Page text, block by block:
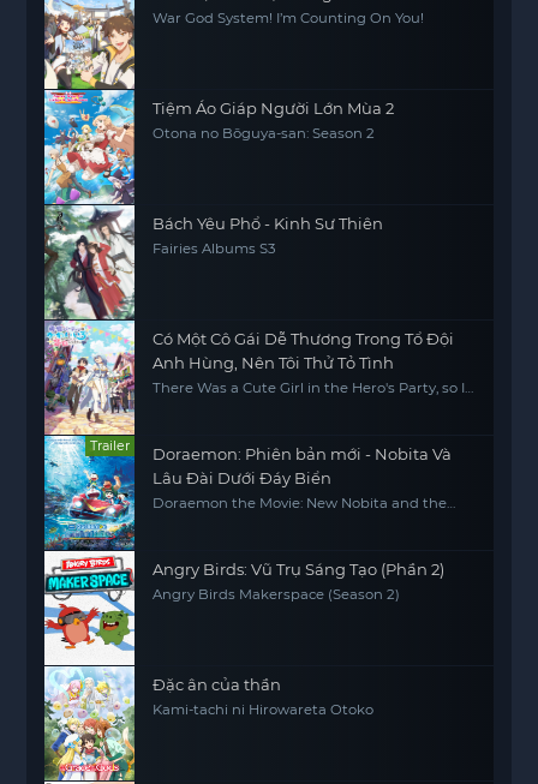
War God System! I’m Counting On You!
Tiệm Áo Giáp Người Lớn Mùa 2
Otona no Bōguya-san: Season 2
Bách Yêu Phổ - Kinh Sư Thiên
Fairies Albums S3
Có Một Cô Gái Dễ Thương Trong Tổ Đội
Anh Hùng, Nên Tôi Thử Tỏ Tình
There Was a Cute Girl in the Hero's Party, so I
Trailer
Doraemon: Phiên bản mới - Nobita Và
Lâu Đài Dưới Đáy Biển
Doraemon the Movie: New Nobita and the
Angry Birds: Vũ Trụ Sáng Tạo (Phần 2)
Angry Birds Makerspace (Season 2)
Đặc ân của thần
Kami-tachi ni Hirowareta Otoko